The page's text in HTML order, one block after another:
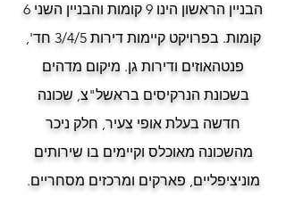
הבניין הראשון הינו 9 קומות והבניין השני 6
קומות. בפרויקט קיימות דירות 3/4/5 חד',
פנטהאוזים ודירות גן. מיקום מדהים
בשכונת הנרקיסים בראשל"צ, שכונה
חדשה בעלת אופי צעיר, חלק ניכר
מהשכונה מאוכלס וקיימים בו שירותים
מוניציפליים, פארקים ומרכזים מסחריים.